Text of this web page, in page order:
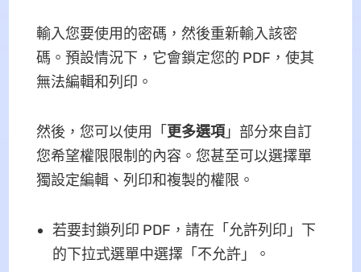
輸入您要使用的密碼，然後重新輸入該密
碼。預設情況下，它會鎖定您的 PDF，使其
無法編輯和列印。
然後，您可以使用「 更多選項」部分來自訂
您希望權限限制的內容。您甚至可以選擇單
獨設定編輯、列印和複製的權限。
若要封鎖列印 PDF，請在「允許列印」下
的下拉式選單中選擇「不允許」。